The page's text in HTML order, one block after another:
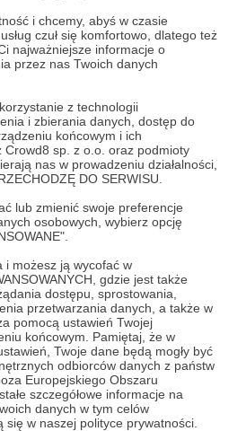
i chcemy, abyś w czasie
czuł się komfortowo, dlatego też
najważniejsze informacje o
przez nas Twoich danych
z technologii
i zbierania danych, dostęp do
końcowym i ich
Crowd8 sp. z o.o. oraz podmioty
nas w prowadzeniu działalności,
DO SERWISU.
lub zmienić swoje preferencje
osobowych, wybierz opcję
i możesz ją wycofać w
gdzie jest także
dostępu, sprostowania,
przetwarzania danych, a także w
pomocą ustawień Twojej
końcowym. Pamiętaj, że w
Twoje dane będą mogły być
odbiorców danych z państw
Europejskiego Obszaru
szczegółowe informacje na
danych w tym celów
się w naszej polityce prywatności.
S03E09
do swojej lampy, tak, by
efekty już na sesji.
ctb Leefilters